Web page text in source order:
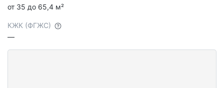
от 35 до 65,4 м²
КЖК (ФГЖС)
—